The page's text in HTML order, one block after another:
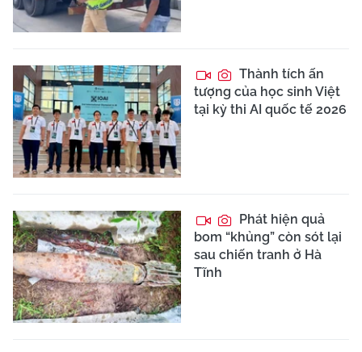
Thành tích ấn
tượng của học sinh Việt
tại kỳ thi AI quốc tế 2026
Phát hiện quả
bom “khủng” còn sót lại
sau chiến tranh ở Hà
Tĩnh